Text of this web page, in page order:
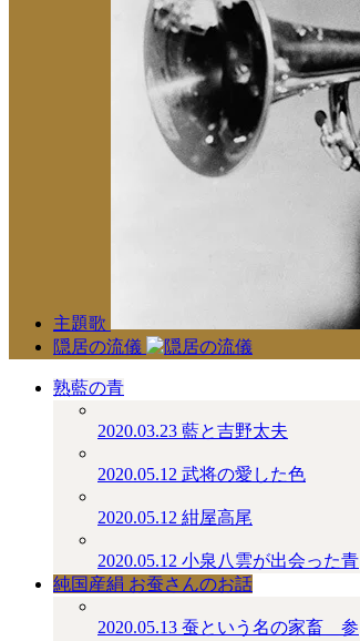
主題歌
隠居の流儀
熟藍の青
2020.03.23 藍と吉野太夫
2020.05.12 武将の愛した色
2020.05.12 紺屋高尾
2020.05.12 小泉八雲が出会った青
純国産絹 お蚕さんのお話
2020.05.13 蚕という名の家畜＿参